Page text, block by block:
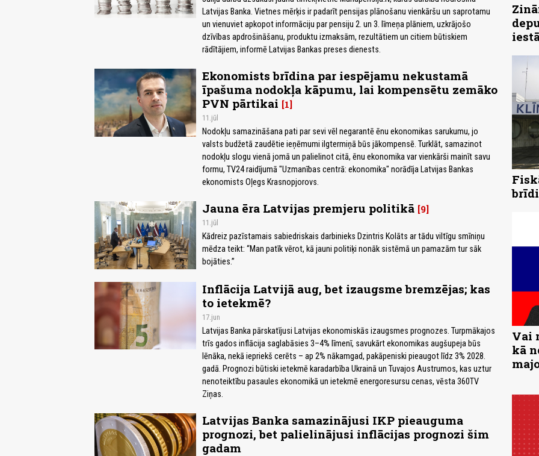
Latvijas Banka. Vietnes mērķis ir padarīt pensijas plānošanu vienkāršu un saprotamu
un vienuviet apkopot informāciju par pensiju 2. un 3. līmeņa plāniem, uzkrājošo
dzīvības apdrošināšanu, produktu izmaksām, rezultātiem un citiem būtiskiem
rādītājiem, informē Latvijas Bankas preses dienests.
Ekonomists brīdina par iespējamu nekustamā
īpašuma nodokļa kāpumu, lai kompensētu zemāko
PVN pārtikai 1
11.jūl
Nodokļu samazināšana pati par sevi vēl negarantē ēnu ekonomikas sarukumu, jo
valsts budžetā zaudētie ieņēmumi ilgtermiņā būs jākompensē. Turklāt, samazinot
nodokļu slogu vienā jomā un palielinot citā, ēnu ekonomika var vienkārši mainīt savu
formu, TV24 raidījumā "Uzmanības centrā: ekonomika" norādīja Latvijas Bankas
ekonomists Oļegs Krasnopjorovs.
Jauna ēra Latvijas premjeru politikā 9
11.jūl
Kādreiz pazīstamais sabiedriskais darbinieks Dzintris Kolāts ar tādu viltīgu smīniņu
mēdza teikt: “Man patīk vērot, kā jauni politiķi nonāk sistēmā un pamazām tur sāk
bojāties.”
Inflācija Latvijā aug, bet izaugsme bremzējas; kas
to ietekmē?
17.jun
Latvijas Banka pārskatījusi Latvijas ekonomiskās izaugsmes prognozes. Turpmākajos
trīs gados inflācija saglabāsies 3–4% līmenī, savukārt ekonomikas augšupeja būs
lēnāka, nekā iepriekš cerēts – ap 2% nākamgad, pakāpeniski pieaugot līdz 3% 2028.
gadā. Prognozi būtiski ietekmē karadarbība Ukrainā un Tuvajos Austrumos, kas uztur
nenoteiktību pasaules ekonomikā un ietekmē energoresursu cenas, vēsta 360TV
Ziņas.
Latvijas Banka samazinājusi IKP pieauguma
prognozi, bet palielinājusi inflācijas prognozi šim
gadam
Vai
kā